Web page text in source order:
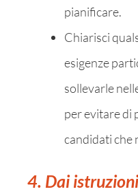
pianificare.
Chiarisci
esigenze
sollevarle
per evitare di
candidati che
4. Dai